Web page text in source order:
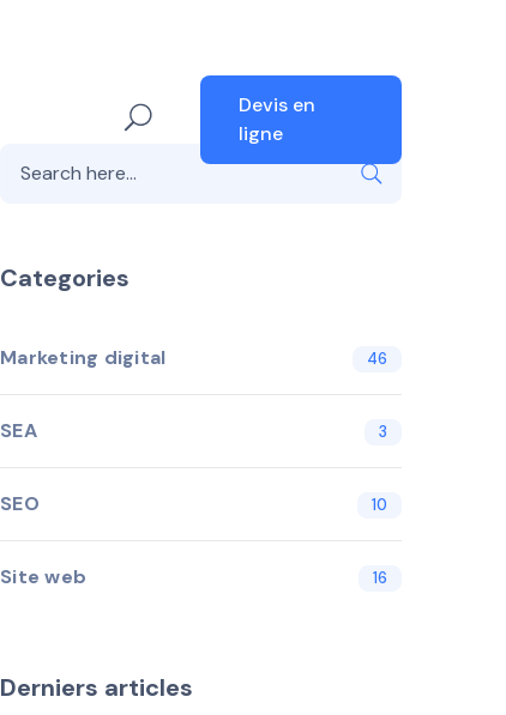
Devis en
ligne
Categories
Marketing digital 46
SEA 3
SEO 10
Site web 16
Derniers articles